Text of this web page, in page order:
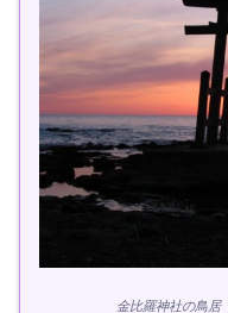
金比羅神社の鳥居